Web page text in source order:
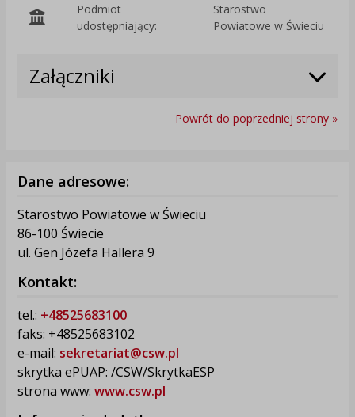
Podmiot
udostępniający:
Starostwo
Powiatowe w Świeciu
Załączniki
Powrót do poprzedniej strony »
Dane adresowe:
Starostwo Powiatowe w Świeciu
86-100 Świecie
ul. Gen Józefa Hallera 9
Kontakt:
tel.: +48525683100
faks: +48525683102
e-mail: sekretariat@csw.pl
skrytka ePUAP: /CSW/SkrytkaESP
strona www: www.csw.pl